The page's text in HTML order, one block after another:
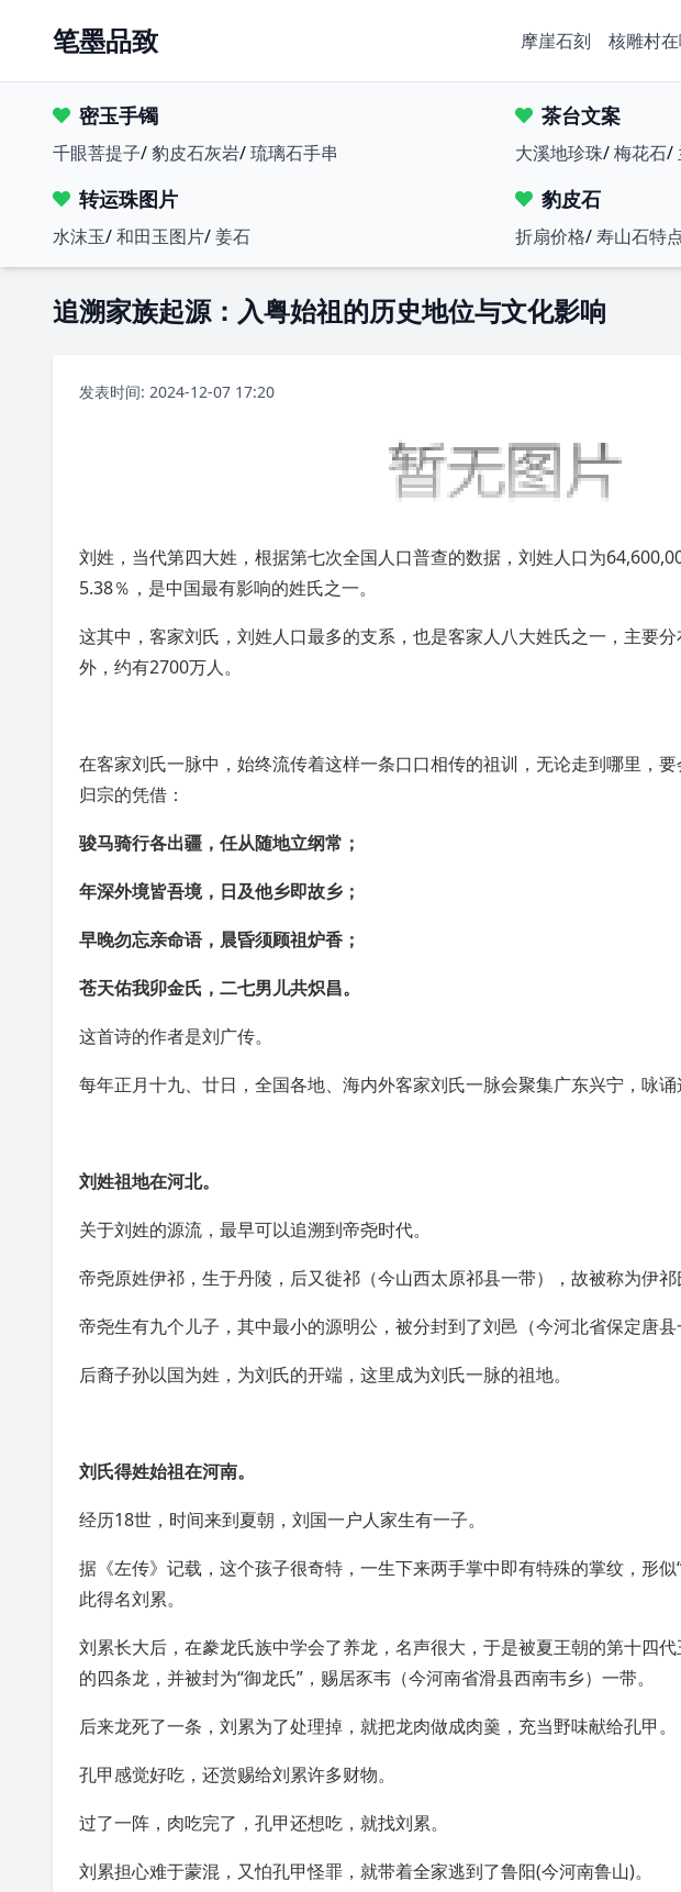
笔墨品致 摩崖石刻 核雕村
密玉手镯
千眼菩提子/豹皮石灰岩/琉璃石手串
茶台文案
大溪地珍珠/梅花石/
转运珠图片
水沫玉/和田玉图片/姜石
豹皮石
折扇价格/寿山石特
追溯家族起源：入粤始祖的历史地位与文化影响
发表时间: 2024-12-07 17:20
刘姓 ，当代第四大姓，根据第七次全国人口普查的数据，刘姓人口为
5.38％，是中国最有影响的姓氏之一。
这其中，客家刘氏，刘姓人口最多的支系，也是客家人八大姓氏之一，主要
外，约有2700万人。
在客家刘氏一脉中，始终流传着这样一条口口相传的祖训，无论走到哪里，
归宗的凭借：
骏马骑行各出疆，任从随地立纲常；
年深外境皆吾境，日及他乡即故乡；
早晚勿忘亲命语，晨昏须顾祖炉香；
苍天佑我卯金氏，二七男儿共炽昌。
这首诗的作者是刘广传。
每年正月十九、廿日，全国各地、海内外客家刘氏一脉会聚集广东兴宁，咏诵
刘姓祖地在河北。
关于刘姓的源流，最早可以追溯到帝尧时代。
帝尧原姓伊祁，生于丹陵，后又徙祁（今山西太原祁县一带），故被称为伊祁
帝尧生有九个儿子，其中最小的源明公，被分封到了刘邑（今河北省保定唐
后裔子孙以国为姓，为刘氏的开端，这里成为刘氏一脉的祖地。
刘氏得姓始祖在河南。
经历18世，时间来到夏朝 ，刘国一户人家生有一子。
据《左传》记载，这个孩子很奇特，一生下来两手掌中即有特殊的掌纹，形似
此得名刘累。
刘累长大后，在豢龙氏族中学会了养龙，名声很大，于是被夏王朝的第十四代
的四条龙，并被封为“御龙氏”，赐居豕韦 （今河南省滑县西南韦乡）一带。
后来龙死了一条，刘累为了处理掉，就把龙肉做成肉羹，充当野味献给孔甲。
孔甲感觉好吃，还赏赐给刘累许多财物。
过了一阵，肉吃完了，孔甲还想吃，就找刘累。
刘累担心难于蒙混，又怕孔甲怪罪，就带着全家逃到了鲁阳(今河南鲁山)。